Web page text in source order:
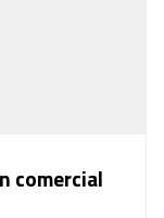
comercial